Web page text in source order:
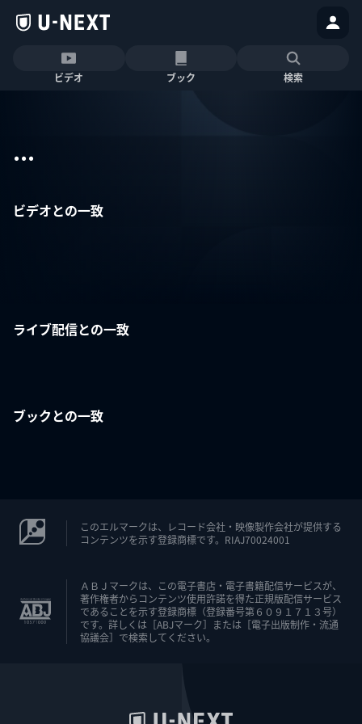
ビデオ ブック 検索
...
ビデオとの一致
ライブ配信との一致
ブックとの一致
このエルマークは、レコード会社・映像製作会社が提供する
コンテンツを示す登録商標です。RIAJ70024001
ＡＢＪマークは、この電子書店・電子書籍配信サービスが、
著作権者からコンテンツ使用許諾を得た正規版配信サービス
であることを示す登録商標（登録番号第６０９１７１３号）
です。詳しくは［ABJマーク］または［電子出版制作・流通
協議会］で検索してください。